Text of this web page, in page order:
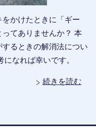
かけたときに「ギー
てありませんか？ 本
るときの解消法につい
なれば幸いです。
続きを読む